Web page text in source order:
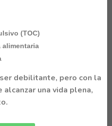
(TOC)
alimentaria
debilitante, pero con la
una vida plena,